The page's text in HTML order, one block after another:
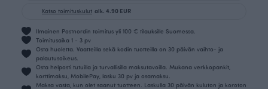
Katso toimituskulut alk. 4.90 EUR
Ilmainen Postnordin toimitus yli 100 € tilauksille Suomessa.
Toimitusaika 1 - 3 pv
Osta huoletta. Vaatteilla sekä kodin tuotteilla on 30 päivän vaihto- ja
palautusoikeus.
Osta helposti tutuilla ja turvallisilla maksutavoilla. Mukana verkkopankit,
korttimaksu, MobilePay, lasku 30 pv ja osamaksu.
Maksa vasta, kun olet saanut tuotteen. Laskulla 30 päivän kuluton ja koroton